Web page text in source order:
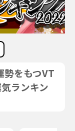
勢をもつVT
ランキン